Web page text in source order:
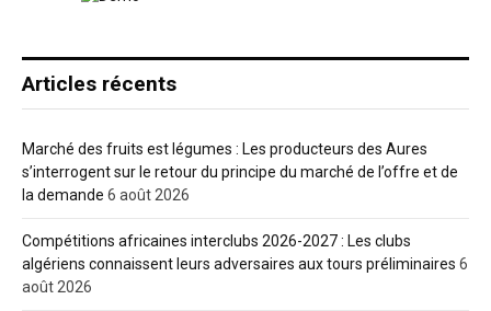
Articles récents
Marché des fruits est légumes : Les producteurs des Aures
s’interrogent sur le retour du principe du marché de l’offre et de
la demande 6 août 2026
Compétitions africaines interclubs 2026-2027 : Les clubs
algériens connaissent leurs adversaires aux tours préliminaires 6
août 2026